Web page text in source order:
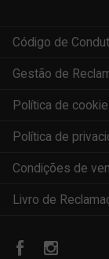
Código de
Gestão de
Política de
Política de
Condições de
Livro de